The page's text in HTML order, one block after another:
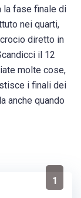
la fase finale di
nei quarti,
diretto in
il 12
molte cose,
i finali dei
anche quando
1